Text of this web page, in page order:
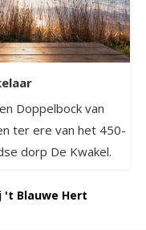
Doppelbock van
ter ere van het 450-
dorp De Kwakel.
't Blauwe Hert